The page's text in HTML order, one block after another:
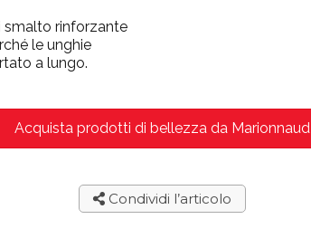
smalto rinforzante
le unghie
a lungo.
Acquista prodotti di bellezza da Marionnaud
Condividi l’articolo